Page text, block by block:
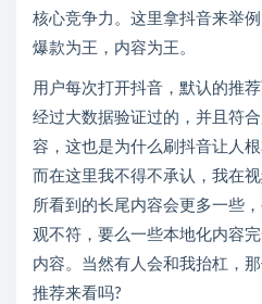
核心竞争力。这里拿抖音来举
爆款为王，内容为王。
用户每次打开抖音，默认的推
经过大数据验证过的，并且符
容，这也是为什么刷抖音让人
而在这里我不得不承认，我在
所看到的长尾内容会更多一些
观不符，要么一些本地化内容
内容。当然有人会和我抬杠，
推荐来看吗?